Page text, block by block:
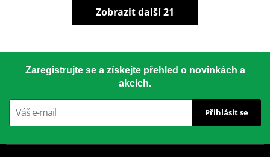
Zobrazit další 21
Zaregistrujte se a získejte přehled o novinkách a
akcích.
Přihlásit se